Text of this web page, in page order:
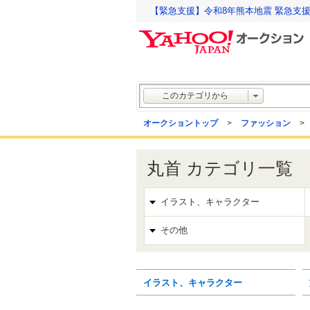
【緊急支援】令和8年熊本地震 緊急支
このカテゴリから
オークショントップ > ファッション >
丸首 カテゴリ一覧
イラスト、キャラクター
その他
イラスト、キャラクター